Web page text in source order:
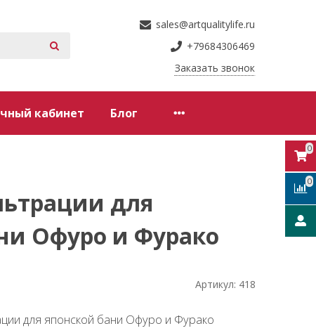
sales@artqualitylife.ru
+79684306469
Заказать звонок
кабинет Блог
для
Офуро и Фурако
Артикул: 418
для японской бани Офуро и Фурако
0
0